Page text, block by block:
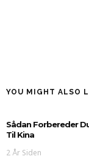
YOU MIGHT ALSO
Sådan Forbereder
Til Kina
2 År Siden